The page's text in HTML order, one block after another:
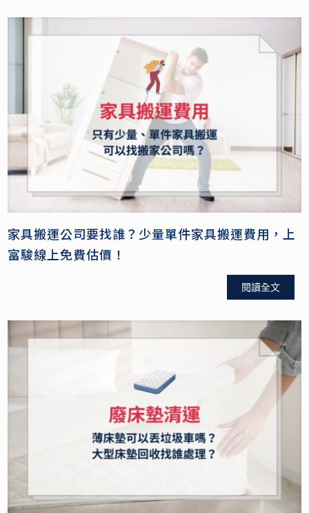
家具搬運公司要找誰？少量單件家具搬運費用，上
富駿線上免費估價！
閱讀全文